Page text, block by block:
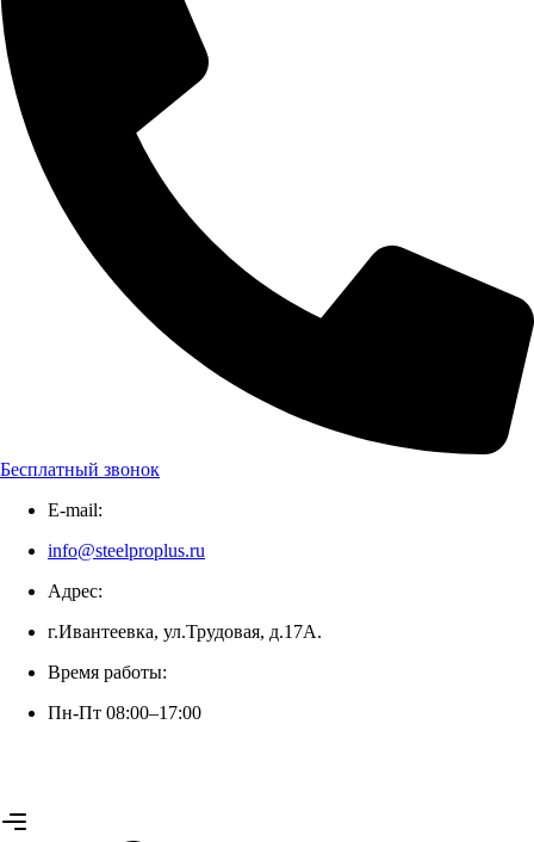
Бесплатный звонок
E-mail:
info@steelproplus.ru
Адрес:
г.Ивантеевка, ул.Трудовая, д.17А.
Время работы:
Пн-Пт 08:00–17:00